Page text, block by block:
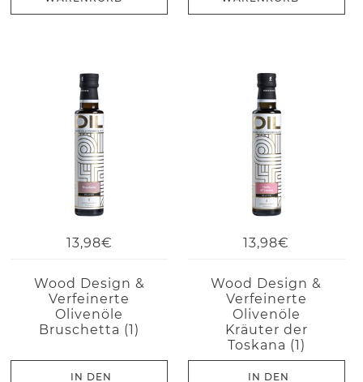
13,98€
Wood Design &
Verfeinerte
Olivenöle
Bruschetta (1)
IN DEN
13,98€
Wood Design &
Verfeinerte
Olivenöle
Kräuter der
Toskana (1)
IN DEN